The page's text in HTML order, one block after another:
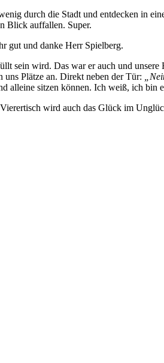
durch die Stadt und entdecken in
Blick auffallen. Super.
gut und danke Herr Spielberg.
sein wird. Das war er auch und
Plätze an. Direkt neben der Tür:
alleine sitzen können. Ich weiß, ich bin
wird auch das Glück im